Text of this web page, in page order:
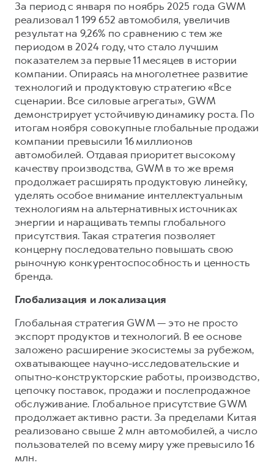
За период с января по ноябрь 2025 года GWM
реализовал 1 199 652 автомобиля, увеличив
результат на 9,26% по сравнению с тем же
периодом в 2024 году, что стало лучшим
показателем за первые 11 месяцев в истории
компании. Опираясь на многолетнее развитие
технологий и продуктовую стратегию «Все
сценарии. Все силовые агрегаты», GWM
демонстрирует устойчивую динамику роста. По
итогам ноября совокупные глобальные продажи
компании превысили 16 миллионов
автомобилей. Отдавая приоритет высокому
качеству производства, GWM в то же время
продолжает расширять продуктовую линейку,
уделять особое внимание интеллектуальным
технологиям на альтернативных источниках
энергии и наращивать темпы глобального
присутствия. Такая стратегия позволяет
концерну последовательно повышать свою
рыночную конкурентоспособность и ценность
бренда.
Глобализация и локализация
Глобальная стратегия GWM — это не просто
экспорт продуктов и технологий. В ее основе
заложено расширение экосистемы за рубежом,
охватывающее научно-исследовательские и
опытно-конструкторские работы, производство,
цепочку поставок, продажи и послепродажное
обслуживание. Глобальное присутствие GWM
продолжает активно расти. За пределами Китая
реализовано свыше 2 млн автомобилей, а число
пользователей по всему миру уже превысило 16
млн.